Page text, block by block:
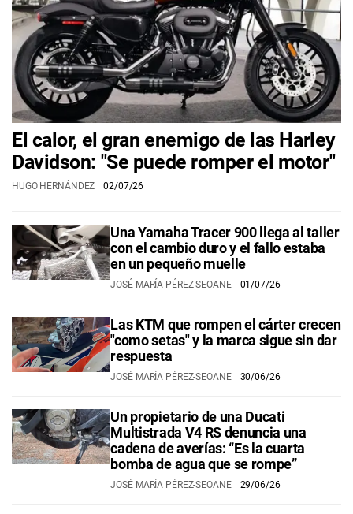
El calor, el gran enemigo de las Harley
Davidson: "Se puede romper el motor"
HUGO HERNÁNDEZ 02/07/26
Una Yamaha Tracer 900 llega al taller
con el cambio duro y el fallo estaba
en un pequeño muelle
JOSÉ MARÍA PÉREZ-SEOANE 01/07/26
Las KTM que rompen el cárter crecen
"como setas" y la marca sigue sin dar
respuesta
JOSÉ MARÍA PÉREZ-SEOANE 30/06/26
Un propietario de una Ducati
Multistrada V4 RS denuncia una
cadena de averías: “Es la cuarta
bomba de agua que se rompe”
JOSÉ MARÍA PÉREZ-SEOANE 29/06/26